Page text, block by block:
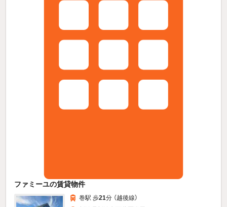
ファミーユの賃貸物件
巻駅 歩21分 （越後線）